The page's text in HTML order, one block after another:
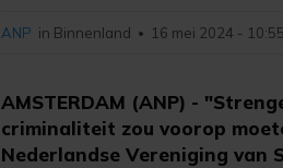
AMSTERDAM (ANP) -
criminaliteit zou voorop
Nederlandse Vereniging
ANP in Binnenland • 16 mei 2024 - 10:55